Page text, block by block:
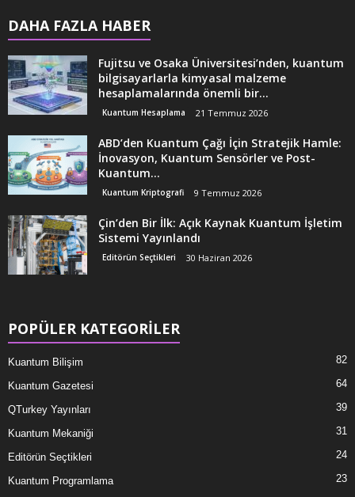
DAHA FAZLA HABER
Fujitsu ve Osaka Üniversitesi’nden, kuantum
bilgisayarlarla kimyasal malzeme
hesaplamalarında önemli bir...
Kuantum Hesaplama 21 Temmuz 2026
ABD’den Kuantum Çağı İçin Stratejik Hamle:
İnovasyon, Kuantum Sensörler ve Post-
Kuantum...
Kuantum Kriptografi 9 Temmuz 2026
Çin’den Bir İlk: Açık Kaynak Kuantum İşletim
Sistemi Yayınlandı
Editörün Seçtikleri 30 Haziran 2026
POPÜLER KATEGORİLER
Kuantum Bilişim 82
Kuantum Gazetesi 64
QTurkey Yayınları 39
Kuantum Mekaniği 31
Editörün Seçtikleri 24
Kuantum Programlama
23